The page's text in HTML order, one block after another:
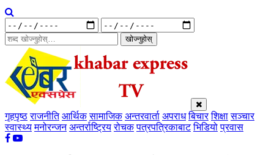
खोज्नुहोस्
गृहपृष्ठ राजनीति आर्थिक सामाजिक अन्तरवार्ता अपराध बिचार शिक्षा सञ्चार
स्वास्थ्य मनोरन्जन अन्तर्राष्ट्रिय रोचक पत्रपत्रिकाबाट भिडियो प्रवास